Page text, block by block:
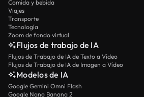
Comida y bebida
Viajes
Transporte
Tecnología
Zoom de fondo virtual
Flujos de trabajo de IA
Flujos de Trabajo de IA de Texto a Vídeo
Flujos de Trabajo de IA de Imagen a Vídeo
Modelos de IA
Google Gemini Omni Flash
Google Nano Banana 2